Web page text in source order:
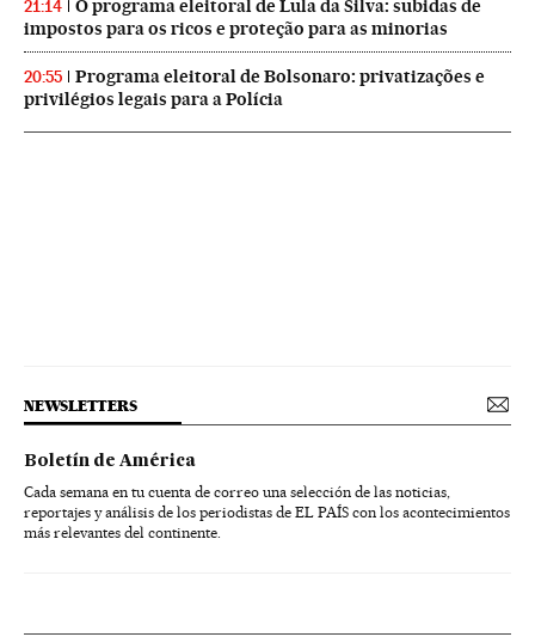
21:14
O programa eleitoral de Lula da Silva: subidas de
impostos para os ricos e proteção para as minorias
20:55
Programa eleitoral de Bolsonaro: privatizações e
privilégios legais para a Polícia
NEWSLETTERS
Boletín de América
Cada semana en tu cuenta de correo una selección de las noticias,
reportajes y análisis de los periodistas de EL PAÍS con los acontecimientos
más relevantes del continente.